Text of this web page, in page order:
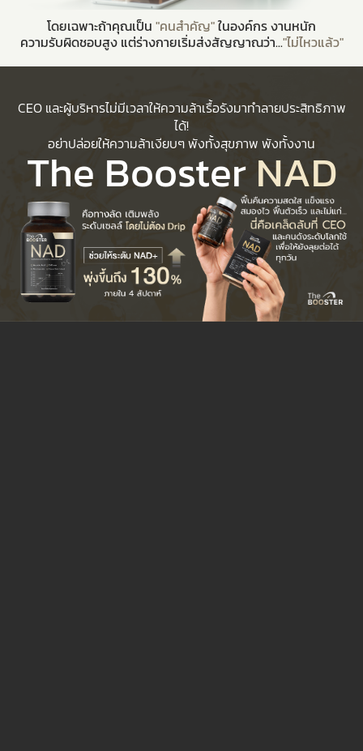
โดยเฉพาะถ้าคุณเป็น "คนสำคัญ"ในองค์กร งานหนัก
ความรับผิดชอบสูง แต่ร่างกายเริ่มส่งสัญญาณว่า..."ไม่ไหวแล้ว"
CEO และผู้บริหารไม่มีเวลาให้ความล้าเรื้อรังมาทำลายประสิทธิภาพ
ได้!
อย่าปล่อยให้ความล้าเงียบๆ พังทั้งสุขภาพ พังทั้งงาน
The Booster NAD